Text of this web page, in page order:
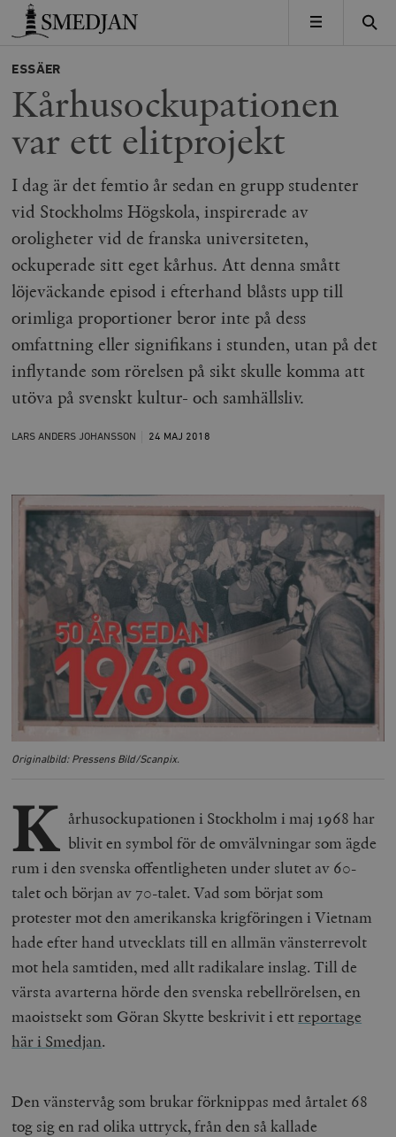
Timbro
MENY
ESSÄER
Kårhusockupationen
var ett elitprojekt
I dag är det femtio år sedan en grupp studenter
vid Stockholms Högskola, inspirerade av
oroligheter vid de franska universiteten,
ockuperade sitt eget kårhus. Att denna smått
löjeväckande episod i efterhand blåsts upp till
orimliga proportioner beror inte på dess
omfattning eller signifikans i stunden, utan på det
inflytande som rörelsen på sikt skulle komma att
utöva på svenskt kultur- och samhällsliv.
LARS ANDERS JOHANSSON 24 MAJ 2018
Originalbild: Pressens Bild/Scanpix.
K århusockupationen i Stockholm i maj 1968 har
blivit en symbol för de omvälvningar som ägde
rum i den svenska offentligheten under slutet av 60-
talet och början av 70-talet. Vad som börjat som
protester mot den amerikanska krigföringen i Vietnam
hade efter hand utvecklats till en allmän vänsterrevolt
mot hela samtiden, med allt radikalare inslag. Till de
värsta avarterna hörde den svenska rebellrörelsen, en
maoistsekt som Göran Skytte beskrivit i ettreportage
här i Smedjan.
Den vänstervåg som brukar förknippas med årtalet 68
tog sig en rad olika uttryck, från den så kallade